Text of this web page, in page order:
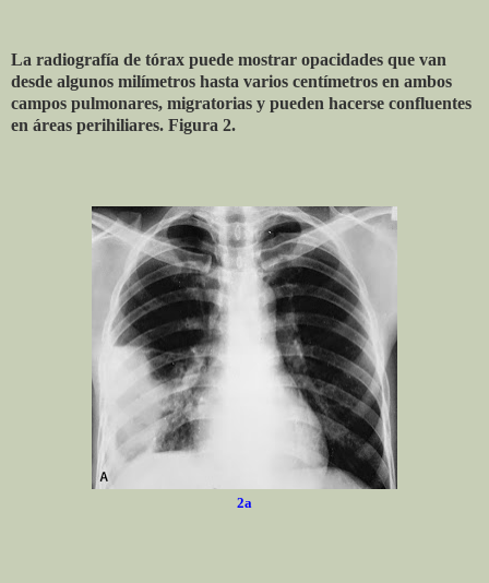
La radiografía de tórax puede mostrar opacidades que van
desde algunos milímetros hasta varios centímetros en ambos
campos pulmonares, migratorias y pueden hacerse confluentes
en áreas perihiliares. Figura 2.
2a